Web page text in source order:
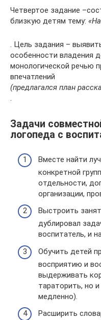
Четвертое задание
близкую детям тему:
. Цель задания –
особенности владения
монологической речью
впечатлений
(предлагался план
.
Задачи
логопеда с
Вместе найти
конкретной
отдельности,
организации,
Выстроить
дублировал
воспитатель, и
Обучить детей
восприятию и
выдерживать
тараторить, но
медленно).
Расширить